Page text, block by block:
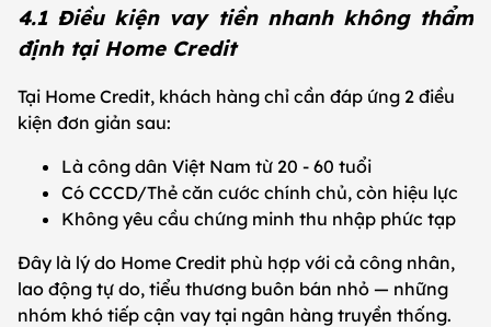
4.1 Điều kiện vay tiền nhanh không thẩm
định tại Home Credit
Tại Home Credit, khách hàng chỉ cần đáp ứng 2 điều
kiện đơn giản sau:
Là công dân Việt Nam từ 20 - 60 tuổi
Có CCCD/Thẻ căn cước chính chủ, còn hiệu lực
Không yêu cầu chứng minh thu nhập phức tạp
Đây là lý do Home Credit phù hợp với cả công nhân,
lao động tự do, tiểu thương buôn bán nhỏ — những
nhóm khó tiếp cận vay tại ngân hàng truyền thống.